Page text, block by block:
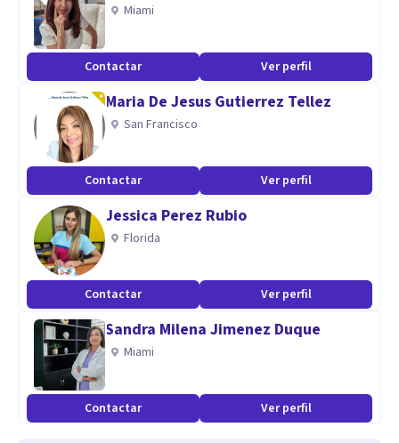
Miami
Contactar Ver perfil
Maria De Jesus Gutierrez Tellez
San Francisco
Contactar Ver perfil
Jessica Perez Rubio
Florida
Contactar Ver perfil
Sandra Milena Jimenez Duque
Miami
Contactar Ver perfil